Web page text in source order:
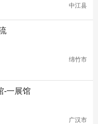
中江县
绵竹市
-一展馆
广汉市